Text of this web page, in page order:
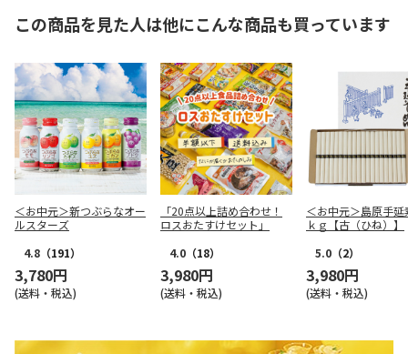
この商品を見た人は他にこんな商品も買っています
＜お中元＞新つぶらなオー
ルスターズ
4.8 （191）
3,780円
(送料・税込)
「20点以上詰め合わせ！
ロスおたすけセット」
4.0 （18）
3,980円
(送料・税込)
＜お中元＞島原手延
ｋｇ【古（ひね）】
5.0 （2）
3,980円
(送料・税込)